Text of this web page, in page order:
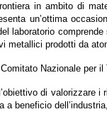
in ambito di
un’ottima
laboratorio
prodotti da
Nazionale per
di
beneficio